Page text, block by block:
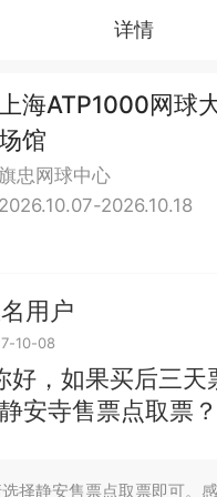
详情
上海ATP1000网球
馆
忠网球中心
2026.10.07-2026.10.18
用户
10-08
好，如果买后三天
安寺售票点取票？
择静安售票点取票即可。感